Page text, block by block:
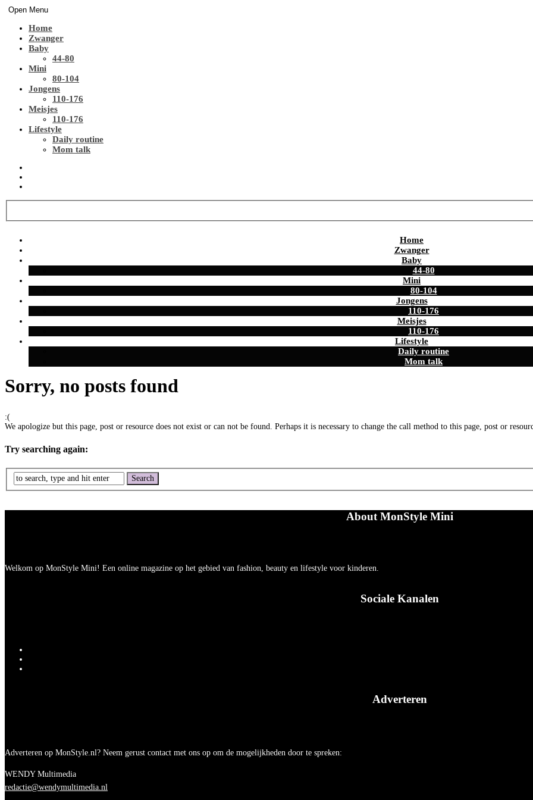
Open Menu
Home
Zwanger
Baby
44-80
Mini
80-104
Jongens
110-176
Meisjes
110-176
Lifestyle
Daily routine
Mom talk
Home
Zwanger
Baby
44-80
Mini
80-104
Jongens
110-176
Meisjes
110-176
Lifestyle
Daily routine
Mom talk
Sorry, no posts found
:(
We apologize but this page, post or resource does not exist or can not be found. Perhaps it is necessary to change the call method to this page, post or
Try searching again:
About MonStyle Mini
Welkom op MonStyle Mini! Een online magazine op het gebied van fashion, beauty en lifestyle voor kinderen.
Sociale Kanalen
Adverteren
Adverteren op MonStyle.nl? Neem gerust contact met ons op om de mogelijkheden door te spreken:
WENDY Multimedia
redactie@wendymultimedia.nl